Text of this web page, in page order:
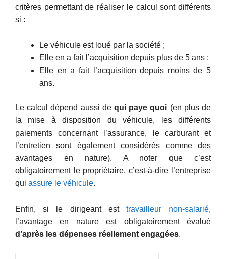
critères permettant de réaliser le calcul sont différents
si :
Le véhicule est loué par la société ;
Elle en a fait l’acquisition depuis plus de 5 ans ;
Elle en a fait l’acquisition depuis moins de 5
ans.
Le calcul dépend aussi dequi paye quoi (en plus de
la mise à disposition du véhicule, les différents
paiements concernant l’assurance, le carburant et
l’entretien sont également considérés comme des
avantages en nature). A noter que c’est
obligatoirement le propriétaire, c’est-à-dire l’entreprise
qui assure le véhicule.
Enfin, si le dirigeant est travailleur non-salarié,
l’avantage en nature est obligatoirement évalué
d’après les dépenses réellement engagées.